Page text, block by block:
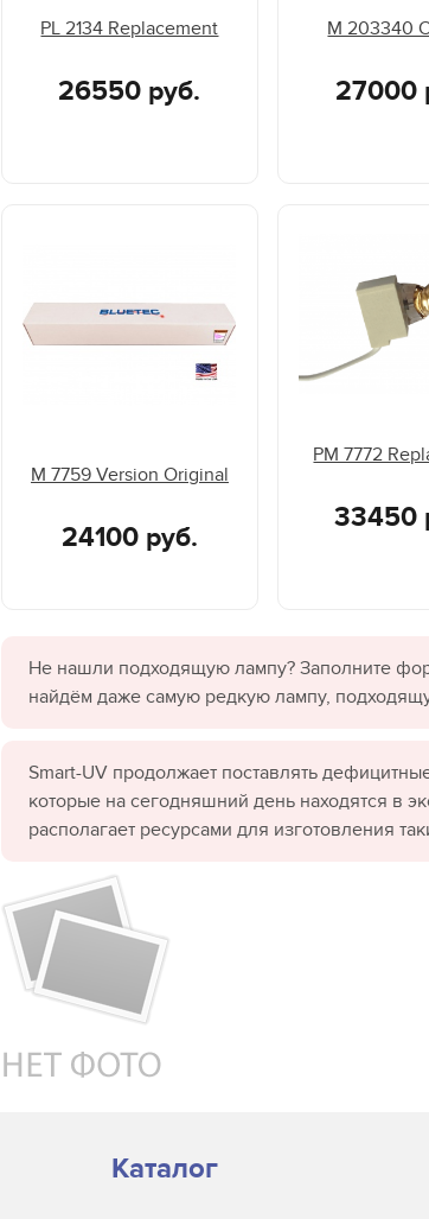
PL 2134 Replacement
26550 руб.
M 203340
27000
M 7759 Version Original
24100 руб.
PM 7772
33450
Не нашли подходящую лампу? Заполните
найдём даже самую редкую лампу,
Smart-UV продолжает поставлять
которые на сегодняшний день находятся в
располагает ресурсами для изготовления
Каталог